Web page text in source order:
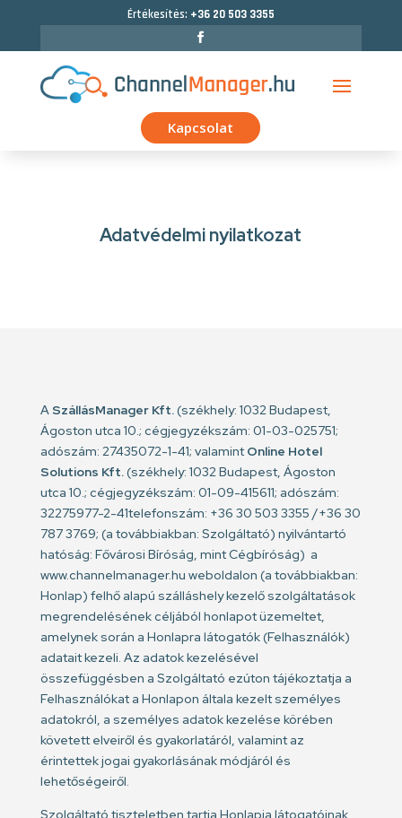
Értékesítés: +36 20 503 3355
Kapcsolat
Adatvédelmi nyilatkozat
ASzállásManager Kft.(székhely: 1032 Budapest,
Ágoston utca 10.; cégjegyzékszám: 01-03-025751;
adószám: 27435072-1-41; valamint Online Hotel
Solutions Kft.(székhely: 1032 Budapest, Ágoston
utca 10.; cégjegyzékszám: 01-09-415611; adószám:
32275977-2-41telefonszám: +36 30 503 3355 /+36 30
787 3769; (a továbbiakban: Szolgáltató) nyilvántartó
hatóság: Fővárosi Bíróság, mint Cégbíróság) a
www.channelmanager.hu weboldalon (a továbbiakban:
Honlap) felhő alapú szálláshely kezelő szolgáltatások
megrendelésének céljából honlapot üzemeltet,
amelynek során a Honlapra látogatók (Felhasználók)
adatait kezeli. Az adatok kezelésével
összefüggésben a Szolgáltató ezúton tájékoztatja a
Felhasználókat a Honlapon általa kezelt személyes
adatokról, a személyes adatok kezelése körében
követett elveiről és gyakorlatáról, valamint az
érintettek jogai gyakorlásának módjáról és
lehetőségeiről.
Szolgáltató tiszteletben tartja Honlapja látogatóinak